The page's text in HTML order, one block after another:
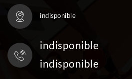
indisponible
indisponible
indisponible